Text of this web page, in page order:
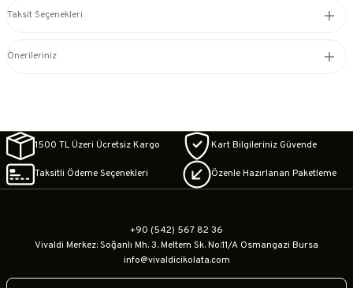
Taksit Seçenekleri
Önerileriniz
1500 TL Üzeri Ücretsiz Kargo Kart Bilgileriniz Güvende
Taksitli Ödeme Seçenekleri Özenle Hazırlanan Paketleme
+90 (542) 567 82 36
Vivaldi Merkez: Soğanlı Mh. 3. Meltem Sk. No:11/A Osmangazi Bursa
info@vivaldicikolata.com